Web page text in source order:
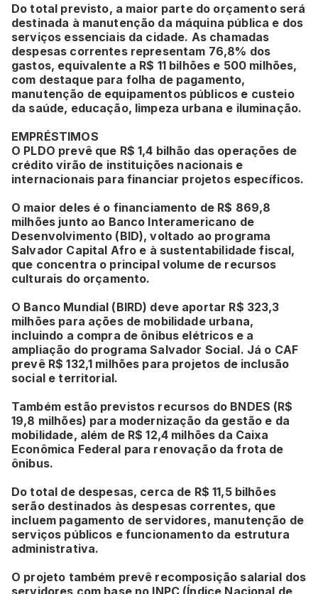
Do total previsto, a maior parte do orçamento será
destinada à manutenção da máquina pública e dos
serviços essenciais da cidade. As chamadas
despesas correntes representam 76,8% dos
gastos, equivalente a R$ 11 bilhões e 500 milhões,
com destaque para folha de pagamento,
manutenção de equipamentos públicos e custeio
da saúde, educação, limpeza urbana e iluminação.
EMPRÉSTIMOS
O PLDO prevê que R$ 1,4 bilhão das operações de
crédito virão de instituições nacionais e
internacionais para financiar projetos específicos.
O maior deles é o financiamento de R$ 869,8
milhões junto ao Banco Interamericano de
Desenvolvimento (BID), voltado ao programa
Salvador Capital Afro e à sustentabilidade fiscal,
que concentra o principal volume de recursos
culturais do orçamento.
O Banco Mundial (BIRD) deve aportar R$ 323,3
milhões para ações de mobilidade urbana,
incluindo a compra de ônibus elétricos e a
ampliação do programa Salvador Social. Já o CAF
prevê R$ 132,1 milhões para projetos de inclusão
social e territorial.
Também estão previstos recursos do BNDES (R$
19,8 milhões) para modernização da gestão e da
mobilidade, além de R$ 12,4 milhões da Caixa
Econômica Federal para renovação da frota de
ônibus.
Do total de despesas, cerca de R$ 11,5 bilhões
serão destinados às despesas correntes, que
incluem pagamento de servidores, manutenção de
serviços públicos e funcionamento da estrutura
administrativa.
O projeto também prevê recomposição salarial dos
servidores com base no INPC (Índice Nacional de